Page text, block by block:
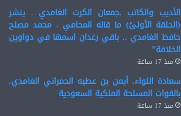
الأديب والكاتب .جمعان الكرت الغامدي . ينشر
(الحلقة الأولىً) ما قاله المحامي . محمد مصلح
حافظ الغامدي .. باقي رغدان اسمها في دواوين
الخلافة”
منذ 17 ساعة
سعادة اللواء. أيمن بن عطيه الحمراني الغامدي.
بالقوات المسلحة الملكية السعودية
منذ 17 ساعة